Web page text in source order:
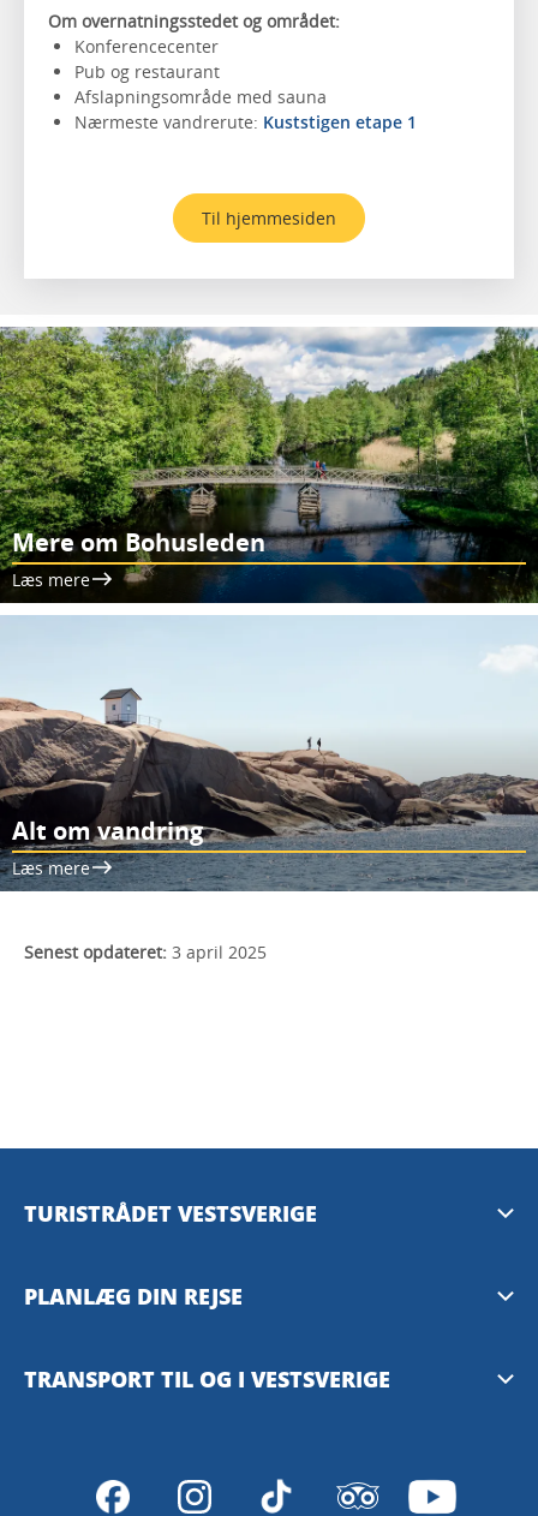
Om overnatningsstedet og området:
Konferencecenter
Pub og restaurant
Afslapningsområde med sauna
Nærmeste vandrerute: Kuststigen etape 1
Til hjemmesiden
Mere om Bohusleden
Læs mere
Alt om vandring
Læs mere
Senest opdateret: 3 april 2025
TURISTRÅDET VESTSVERIGE
Mediebank
PLANLÆG DIN REJSE
Tilgængelighedsguide – TD
VisitSweden
TRANSPORT TIL OG I VESTSVERIGE